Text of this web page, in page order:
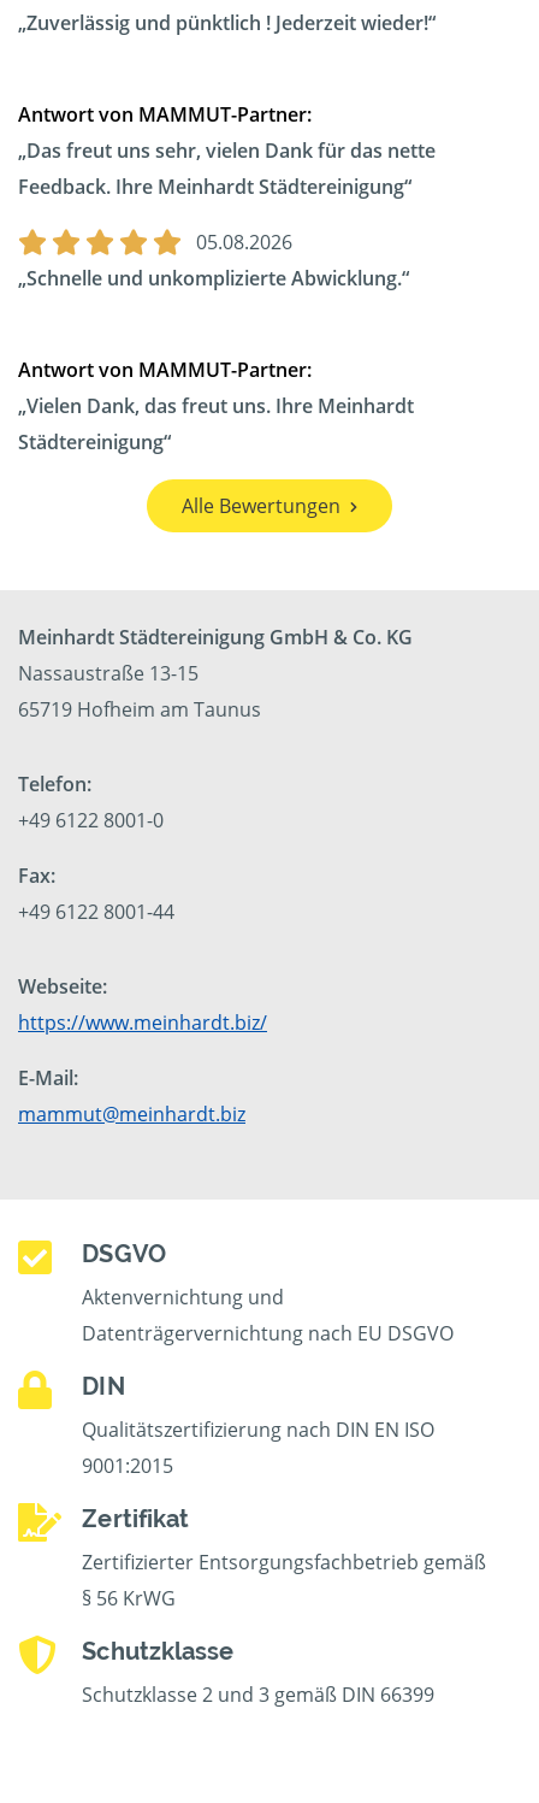
Zuverlässig und pünktlich ! Jederzeit wieder!
Antwort von MAMMUT-Partner:
Das freut uns sehr, vielen Dank für das nette
Feedback. Ihre Meinhardt Städtereinigung
05.08.2026
Schnelle und unkomplizierte Abwicklung.
Antwort von MAMMUT-Partner:
Vielen Dank, das freut uns. Ihre Meinhardt
Städtereinigung
Alle Bewertungen
Meinhardt Städtereinigung GmbH & Co. KG
Nassaustraße 13-15
65719 Hofheim am Taunus
Telefon:
+49 6122 8001-0
Fax:
+49 6122 8001-44
Webseite:
https://www.meinhardt.biz/
E-Mail:
mammut@meinhardt.biz
DSGVO
Aktenvernichtung und
Datenträgervernichtung nach EU DSGVO
DIN
Qualitätszertifizierung nach DIN EN ISO
9001:2015
Zertifikat
Zertifizierter Entsorgungsfachbetrieb gemäß
§ 56 KrWG
Schutzklasse
Schutzklasse 2 und 3 gemäß DIN 66399